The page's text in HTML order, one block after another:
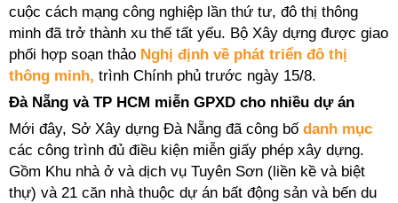
cuộc cách mạng công nghiệp lần thứ tư, đô thị thông
minh đã trở thành xu thế tất yếu. Bộ Xây dựng được giao
phối hợp soạn thảo Nghị định về phát triển đô thị
thông minh, trình Chính phủ trước ngày 15/8.
Đà Nẵng và TP HCM miễn GPXD cho nhiều dự án
Mới đây, Sở Xây dựng Đà Nẵng đã công bố danh mục
các công trình đủ điều kiện miễn giấy phép xây dựng.
Gồm Khu nhà ở và dịch vụ Tuyên Sơn (liền kề và biệt
thự) và 21 căn nhà thuộc dự án bất động sản và bến du